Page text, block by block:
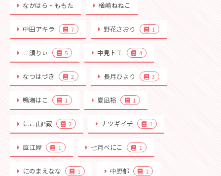
なかはら・ももた 楢崎ねねこ
中田アキラ 7 野花さおり 1
二須りぃ 5 中見トモ 4
なつはづき 2 長月ひより 3
鳴海はこ 1 夏凪裕 1
にこ山P蔵 2 ナツギイチ 1
直江犀 1 七月べにこ 1
にのまえなな 1 中野都 1